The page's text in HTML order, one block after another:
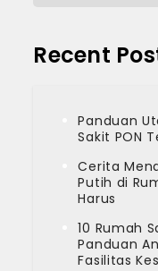
Recent
Panduan
Sakit PON
Cerita
Putih di
Harus
10 Rumah
Panduan
Fasilitas